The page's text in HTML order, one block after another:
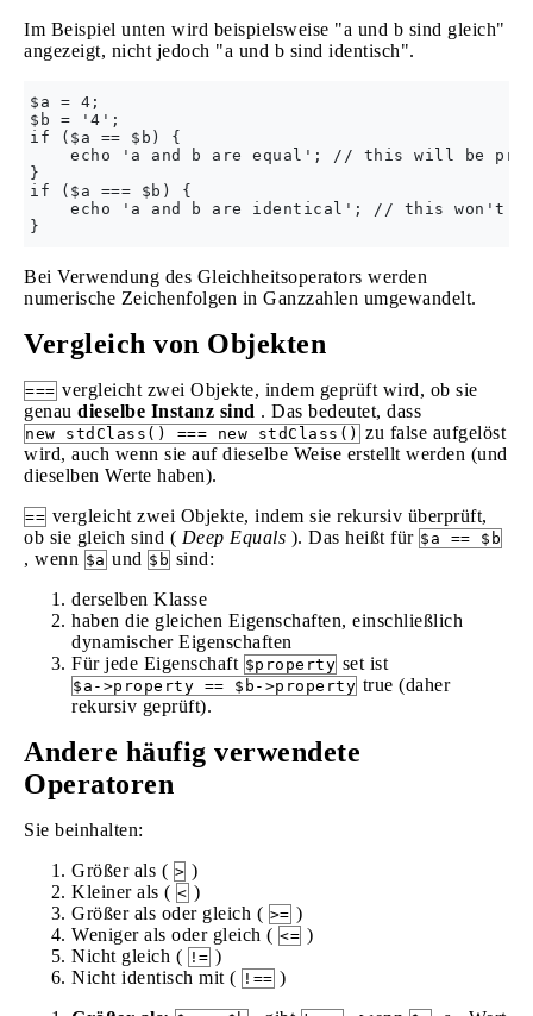
Im Beispiel unten wird beispielsweise "a und b sind gleich"
angezeigt, nicht jedoch "a und b sind identisch".
$a = 4;
$b = '4';
if ($a == $b) {
echo 'a and b are equal'; // this will be
}
if ($a === $b) {
echo 'a and b are identical'; // this won't
Bei Verwendung des Gleichheitsoperators werden
numerische Zeichenfolgen in Ganzzahlen umgewandelt.
Vergleich von Objekten
=== vergleicht zwei Objekte, indem geprüft wird, ob sie
genau dieselbe Instanz sind . Das bedeutet, dass
new stdClass() === new stdClass() zu false aufgelöst
wird, auch wenn sie auf dieselbe Weise erstellt werden (und
dieselben Werte haben).
== vergleicht zwei Objekte, indem sie rekursiv überprüft,
ob sie gleich sind ( Deep Equals ). Das heißt für $a == $b
, wenn $a und $b sind:
derselben Klasse
haben die gleichen Eigenschaften, einschließlich
dynamischer Eigenschaften
Für jede Eigenschaft $property set ist
$a->property == $b->property true (daher
rekursiv geprüft).
Andere häufig verwendete
Operatoren
Sie beinhalten:
Größer als ( > )
Kleiner als ( < )
Größer als oder gleich ( >= )
Weniger als oder gleich ( <= )
Nicht gleich ( != )
Nicht identisch mit ( !== )